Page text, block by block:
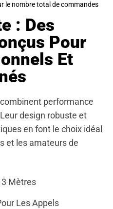
le nombre total de commandes
: Des
Pour
Et
performance
design robuste et
en font le choix idéal
et les amateurs de
3 Mètres
Les Appels